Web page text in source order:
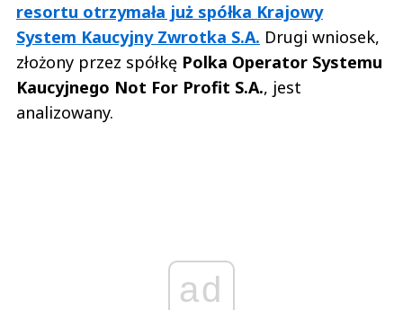
resortu otrzymała już spółka Krajowy
System Kaucyjny Zwrotka S.A. Drugi wniosek,
złożony przez spółkę Polka Operator Systemu
Kaucyjnego Not For Profit S.A., jest
analizowany.
ad